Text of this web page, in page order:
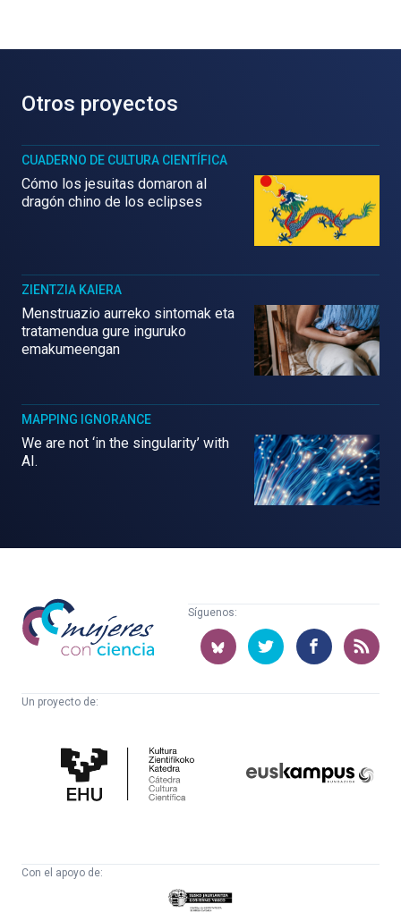
Otros proyectos
CUADERNO DE CULTURA CIENTÍFICA
Cómo los jesuitas domaron al
dragón chino de los eclipses
ZIENTZIA KAIERA
Menstruazio aurreko sintomak eta
tratamendua gure inguruko
emakumeengan
MAPPING IGNORANCE
We are not ‘in the singularity’ with
AI.
Mujeres
con
ciencia
Síguenos:
Un proyecto de:
Cultura
Científica
Con el apoyo de:
Eusko